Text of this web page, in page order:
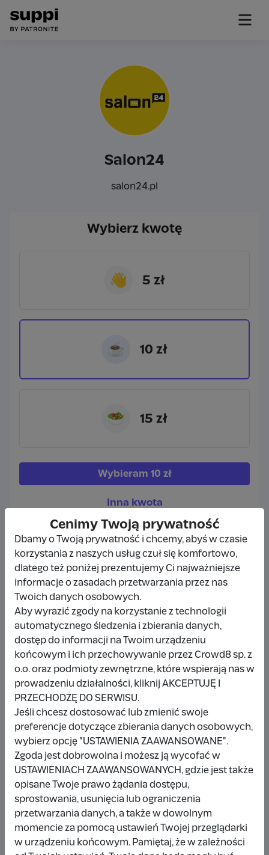
Salon24
salon24.pl
Wybierz kwotę
👋 5 zł
☕ 10 zł
🥗 15 zł
Wybieram 10 zł
Inna kwota
Udostępnij Zgłoś
Wpłacający/a
Wpłata anonimowa
10 zł miesiąc temu
Damianbloque Wordpress
1 zł 7 miesięcy temu
Wpłata anonimowa
10 zł rok temu
Cenimy Twoją prywatność
Dbamy o Twoją prywatność i chcemy, abyś w czasie
korzystania z naszych usług czuł się komfortowo,
dlatego też poniżej prezentujemy Ci najważniejsze
informacje o zasadach przetwarzania przez nas
Twoich danych osobowych.
Aby wyrazić zgody na korzystanie z technologii
automatycznego śledzenia i zbierania danych,
dostęp do informacji na Twoim urządzeniu
końcowym i ich przechowywanie przez Crowd8 sp. z
o.o. oraz podmioty zewnętrzne, które wspierają nas w
prowadzeniu działalności, kliknij AKCEPTUJĘ I
PRZECHODZĘ DO SERWISU.
Jeśli chcesz dostosować lub zmienić swoje
preferencje dotyczące zbierania danych osobowych,
wybierz opcję "USTAWIENIA ZAAWANSOWANE".
Zgoda jest dobrowolna i możesz ją wycofać w
USTAWIENIACH ZAAWANSOWANYCH, gdzie jest także
opisane Twoje prawo żądania dostępu,
sprostowania, usunięcia lub ograniczenia
przetwarzania danych, a także w dowolnym
momencie za pomocą ustawień Twojej przeglądarki
w urządzeniu końcowym. Pamiętaj, że w zależności